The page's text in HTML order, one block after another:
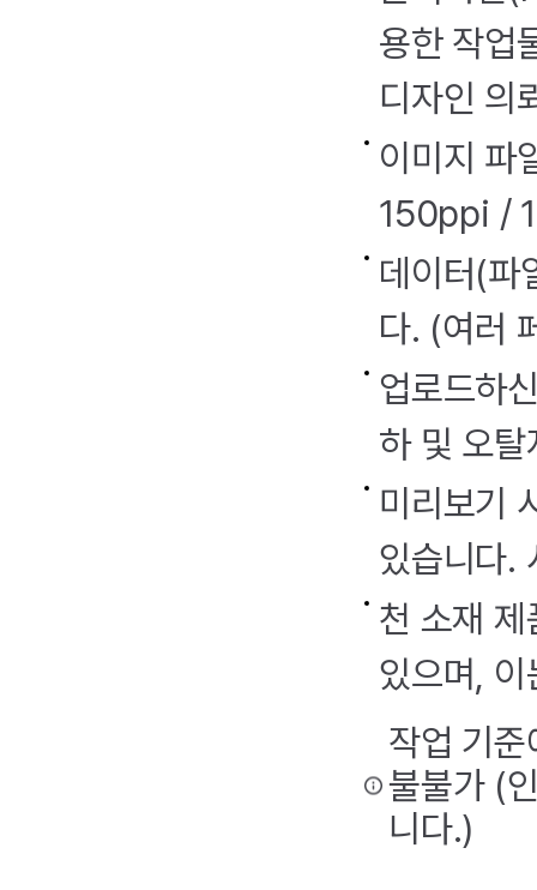
용한 작업
디자인 의
이미지 파
150ppi /
데이터(파
다. (여러
업로드하
하 및 오
미리보기
있습니다.
천 소재
있으며,
작업 기
불불가 (
니다.)